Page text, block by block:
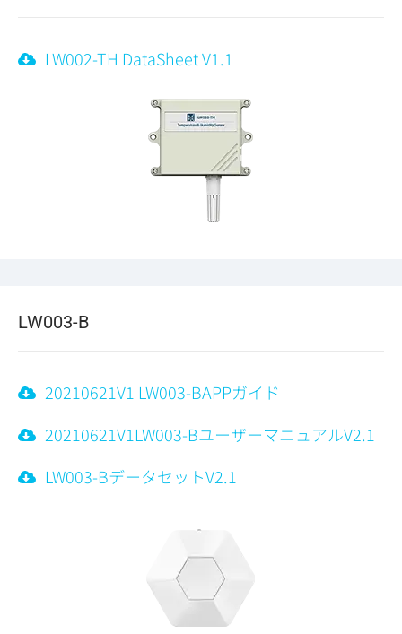
LW002-TH DataSheet V1.1
LW003-B
20210621V1 LW003-BAPPガイド
20210621V1LW003-BユーザーマニュアルV2.1
LW003-BデータセットV2.1